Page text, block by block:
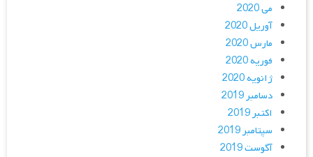
می 2020
آوریل 2020
مارس 2020
فوریه 2020
ژانویه 2020
دسامبر 2019
اکتبر 2019
سپتامبر 2019
آگوست 2019